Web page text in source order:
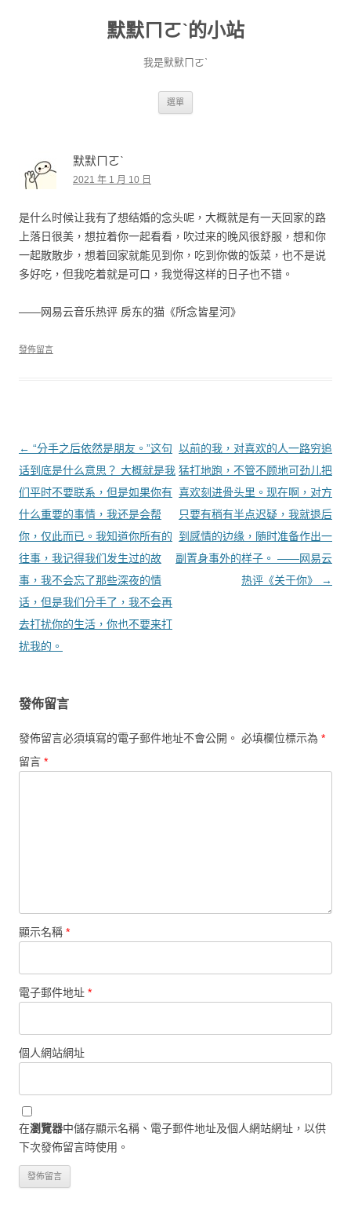
默默ㄇㄛˋ的小站
我是默默ㄇㄛˋ
選單
默默ㄇㄛˋ
2021 年 1 月 10 日
是什么时候让我有了想结婚的念头呢，大概就是有一天回家的路
上落日很美，想拉着你一起看看，吹过来的晚风很舒服，想和你
一起散散步，想着回家就能见到你，吃到你做的饭菜，也不是说
多好吃，但我吃着就是可口，我觉得这样的日子也不错。 ​​​
——网易云音乐热评 房东的猫《所念皆星河》
發佈留言
文章導覽
← “分手之后依然是朋友。”这句
话到底是什么意思？ 大概就是我
们平时不要联系，但是如果你有
什么重要的事情，我还是会帮
你，仅此而已。我知道你所有的
往事，我记得我们发生过的故
事，我不会忘了那些深夜的情
话，但是我们分手了，我不会再
去打扰你的生活，你也不要来打
扰我的。
以前的我，对喜欢的人一路穷追
猛打地跑，不管不顾地可劲儿把
喜欢刻进骨头里。现在啊，对方
只要有稍有半点迟疑，我就退后
到感情的边缘，随时准备作出一
副置身事外的样子。 ——网易云
热评《关于你》
→
發佈留言
發佈留言必須填寫的電子郵件地址不會公開。 必填欄位標示為 *
留言 *
顯示名稱 *
電子郵件地址 *
個人網站網址
在瀏覽器中儲存顯示名稱、電子郵件地址及個人網站網址，以供
下次發佈留言時使用。